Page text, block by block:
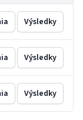
Výsledky
Výsledky
Výsledky